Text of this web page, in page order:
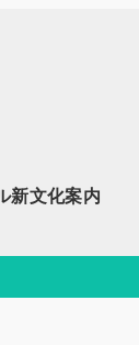
新文化案内